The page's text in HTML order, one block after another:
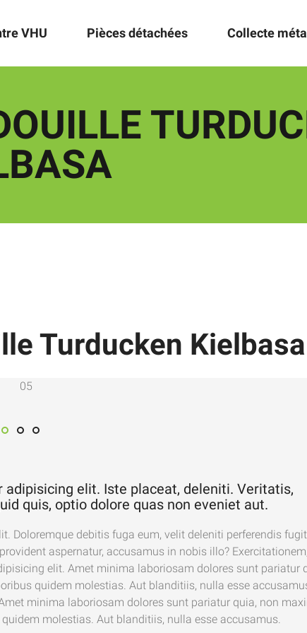
VHU Pièces détachées Collecte
Turducken Kielbasa
elit. Iste placeat, deleniti. Veritatis,
quis, optio dolore quas non eveniet aut.
Doloremque debitis fuga eum, velit deleniti perferendis fugit
aspernatur, accusamus in nobis illo? Exercitationem,
elit. Amet minima laboriosam dolores sunt pariatur
quidem molestias. Aut blanditiis, nulla esse
minima laboriosam dolores sunt pariatur quia, non
molestias. Aut blanditiis, nulla esse accusamus.